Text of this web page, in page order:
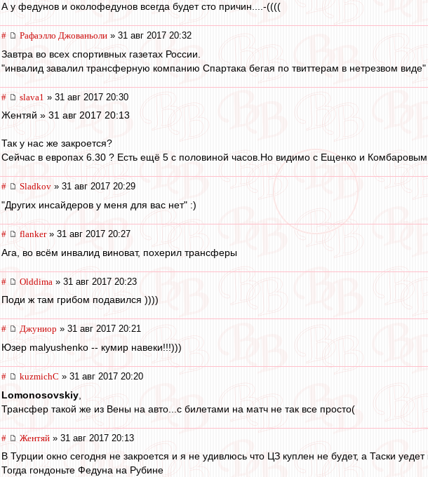
А у федунов и околофедунов всегда будет сто причин....-((((
# Рафаэлло Джованьоли » 31 авг 2017 20:32
Завтра во всех спортивных газетах России.
"инвалид завалил трансферную компанию Спартака бегая по твиттерам в нетрезвом виде"
# slava1 » 31 авг 2017 20:30
Жентяй » 31 авг 2017 20:13
Так у нас же закроется?
Сейчас в европах 6.30 ? Есть ещё 5 с половиной часов.Но видимо с Ещенко и Комбаровым
# Sladkov » 31 авг 2017 20:29
"Других инсайдеров у меня для вас нет" :)
# flanker» 31 авг 2017 20:27
Ага, во всём инвалид виноват, похерил трансферы
# Olddima » 31 авг 2017 20:23
Поди ж там грибом подавился ))))
# Джуниор » 31 авг 2017 20:21
Юзер malyushenko -- кумир навеки!!!)))
# kuzmichC » 31 авг 2017 20:20
Lomonosovskiy
Трансфер такой же из Вены на авто...с билетами на матч не так все просто(
# Жентяй » 31 авг 2017 20:13
В Турции окно сегодня не закроется и я не удивлюсь что ЦЗ куплен не будет, а Таски
Тогда гондоньте Федуна на Рубине